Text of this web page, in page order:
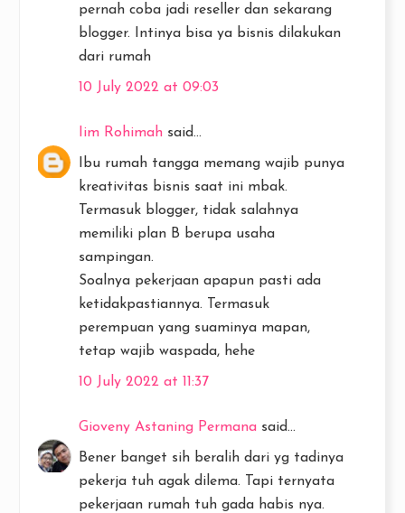
pernah coba jadi reseller dan sekarang
blogger. Intinya bisa ya bisnis dilakukan
dari rumah
10 July 2022 at 09:03
Iim Rohimah said...
Ibu rumah tangga memang wajib punya
kreativitas bisnis saat ini mbak.
Termasuk blogger, tidak salahnya
memiliki plan B berupa usaha
sampingan.
Soalnya pekerjaan apapun pasti ada
ketidakpastiannya. Termasuk
perempuan yang suaminya mapan,
tetap wajib waspada, hehe
10 July 2022 at 11:37
Gioveny Astaning Permana said...
Bener banget sih beralih dari yg tadinya
pekerja tuh agak dilema. Tapi ternyata
pekerjaan rumah tuh gada habis nya.